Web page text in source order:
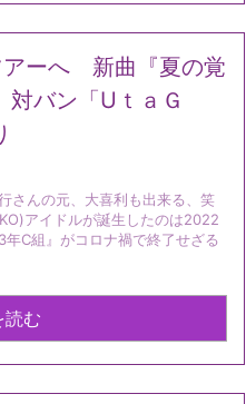
アーへ 新曲『夏の覚
バン「UｔａＧ
さんの元、大喜利も出来る、笑
アイドルが誕生したのは2022
C組』がコロナ禍で終了せざる
読む